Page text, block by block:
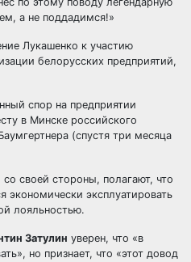
а не поддадимся!»
Лукашенко к участию
белорусских предприятий,
спор на предприятии
в Минске российского
(спустя три месяца
своей стороны, полагают, что
экономически эксплуатировать
лояльностью.
Затулин уверен, что «в
но признает, что «этот довод